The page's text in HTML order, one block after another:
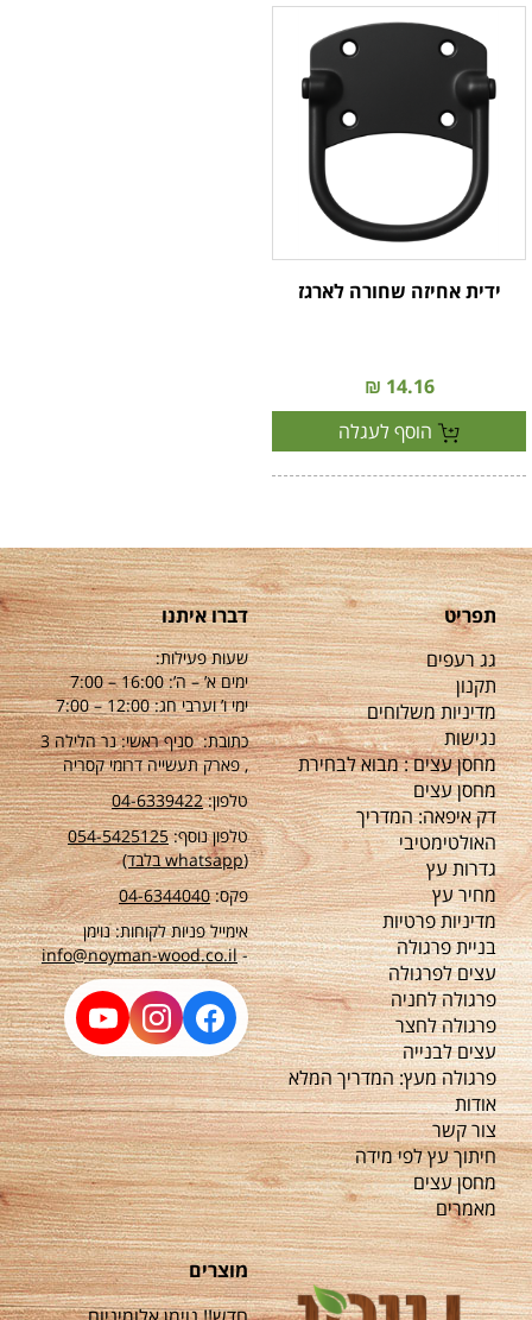
ידית אחיזה שחורה לארגז
14.16 ₪
הוסף לעגלה
דברו איתנו
שעות פעילות:
ימים א’ – ה’: 16:00 – 7:00
ימי ו’ וערבי חג: 12:00 – 7:00
כתובת: סניף ראשי: נר הלילה 3
, פארק תעשייה דרומי קסריה
טלפון:04-6339422
טלפון נוסף:
054-5425125
(whatsapp בלבד)
פקס:04-6344040
אימייל פניות לקוחות: נוימן
-
info@noyman-wood.co.il
תפריט
גג רעפים
תקנון
מדיניות משלוחים
נגישות
מחסן עצים : מבוא לבחירת
מחסן עצים
דק איפאה: המדריך
האולטימטיבי
גדרות עץ
מחיר עץ
מדיניות פרטיות
בניית פרגולה
עצים לפרגולה
פרגולה לחניה
פרגולה לחצר
עצים לבנייה
פרגולה מעץ: המדריך המלא
אודות
צור קשר
חיתוך עץ לפי מידה
מחסן עצים
מאמרים
מוצרים